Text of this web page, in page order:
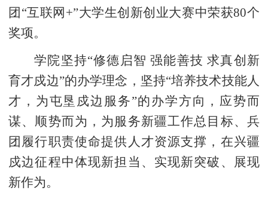
团“互联网+”大学生创新创业大赛中荣获80个
奖项。
学院坚持“修德启智 强能善技 求真创新
育才戍边”的办学理念，坚持“培养技术技能人
才，为屯垦戍边服务”的办学方向，应势而
谋、顺势而为，为服务新疆工作总目标、兵
团履行职责使命提供人才资源支撑，在兴疆
戍边征程中体现新担当、实现新突破、展现
新作为。